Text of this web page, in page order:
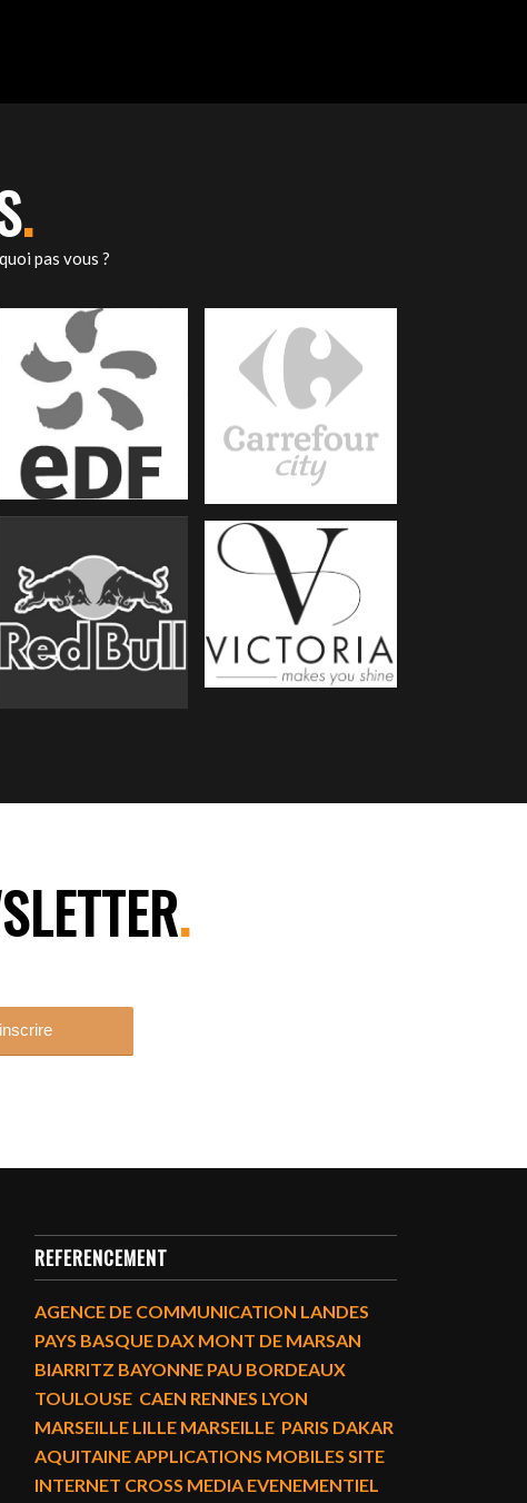
.
pas vous ?
.
REFERENCEMENT
AGENCE DE COMMUNICATION LANDES
PAYS BASQUE DAX MONT DE MARSAN
BIARRITZ BAYONNE PAU BORDEAUX
TOULOUSE CAEN RENNES LYON
MARSEILLE LILLE MARSEILLE PARIS DAKAR
AQUITAINE APPLICATIONS MOBILES SITE
INTERNET CROSS MEDIA EVENEMENTIEL